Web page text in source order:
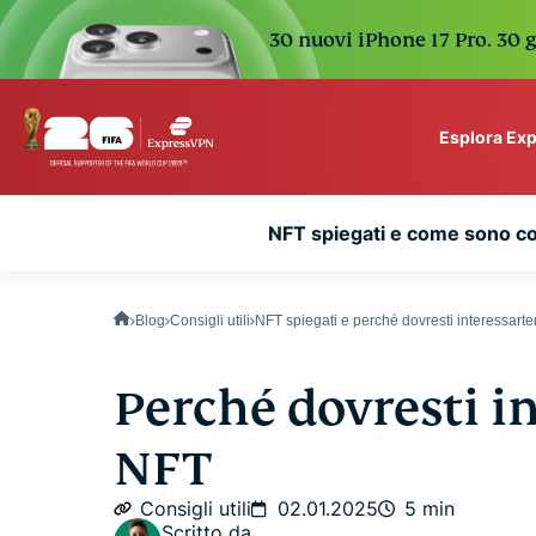
30 nuovi iPhone 17 Pro.
Esplora
VPN protection for
NFT spiegati e come sono
Blog Consigli utili NFT spiegati e perché dovresti
Perché dovresti
NFT
Consigli utili 02.01.2025
5 min